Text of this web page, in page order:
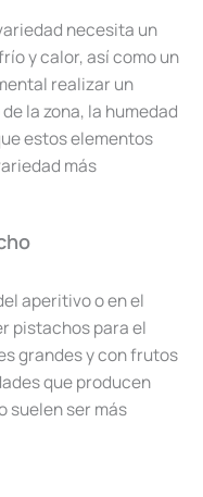
necesita un
y calor, así como un
realizar un
la zona, la humedad
estos elementos
más
aperitivo o en el
pistachos para el
grandes y con frutos
que producen
suelen ser más